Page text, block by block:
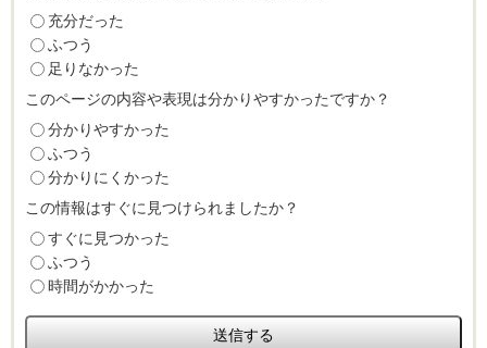
充分だった
ふつう
足りなかった
このページの内容や表現は分かりやすかったですか？
分かりやすかった
ふつう
分かりにくかった
この情報はすぐに見つけられましたか？
すぐに見つかった
ふつう
時間がかかった